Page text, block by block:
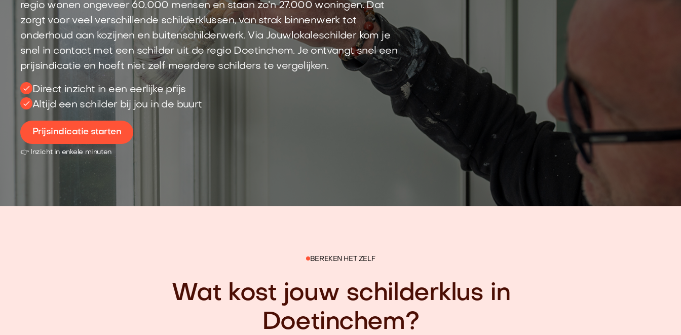
regio wonen ongeveer 60.000 mensen en staan zo’n 27.000 woningen. Dat
zorgt voor veel verschillende schilderklussen, van strak binnenwerk tot
onderhoud aan kozijnen en buitenschilderwerk. Via Jouwlokaleschilder kom je
snel in contact met een schilder uit de regio Doetinchem. Je ontvangt snel een
prijsindicatie en hoeft niet zelf meerdere schilders te vergelijken.
Direct inzicht in een eerlijke prijs
Altijd een schilder bij jou in de buurt
Prijsindicatie starten
👉 Inzicht in enkele minuten
BEREKEN HET ZELF
Wat kost jouw schilderklus in
Doetinchem?